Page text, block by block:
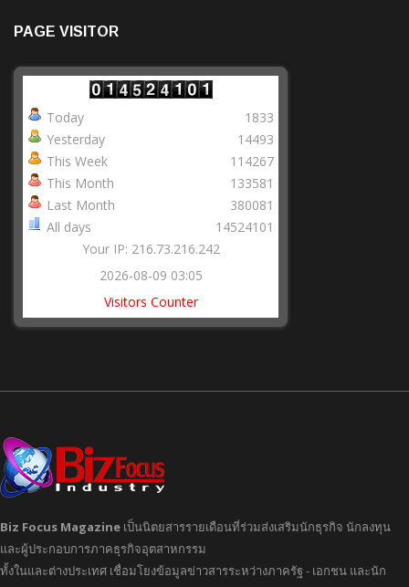
PAGE VISITOR
Today
Yesterday
This Week
This Month
Last Month
All days
1833
14493
114267
133581
380081
14524101
Your IP: 216.73.216.242
2026-08-09 03:05
Visitors Counter
Biz Focus Magazine เป็นนิตยสารรายเดือนที่ร่วมส่งเสริมนักธุรกิจ นักลงทุน
และผู้ประกอบการภาคธุรกิจอุตสาหกรรม
ทั้งในและต่างประเทศ เชื่อมโยงข้อมูลข่าวสารระหว่างภาครัฐ - เอกชน และนัก